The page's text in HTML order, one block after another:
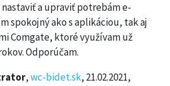
nastaviť a upraviť potrebám e-
spokojný ako s aplikáciou, tak aj
Comgate, ktoré využívam už
Odporúčam.
,wc-bidet.sk, 21.02.2021,